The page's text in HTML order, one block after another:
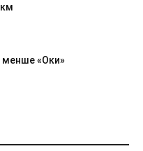
менше «Оки»